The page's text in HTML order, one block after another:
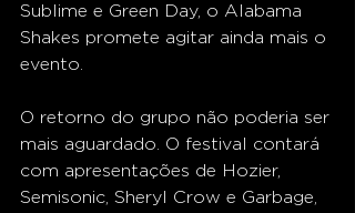
Sublime e Green Day, o Alabama
Shakes promete agitar ainda mais o
evento.
O retorno do grupo não poderia ser
mais aguardado. O festival contará
com apresentações de Hozier,
Semisonic, Sheryl Crow e Garbage,